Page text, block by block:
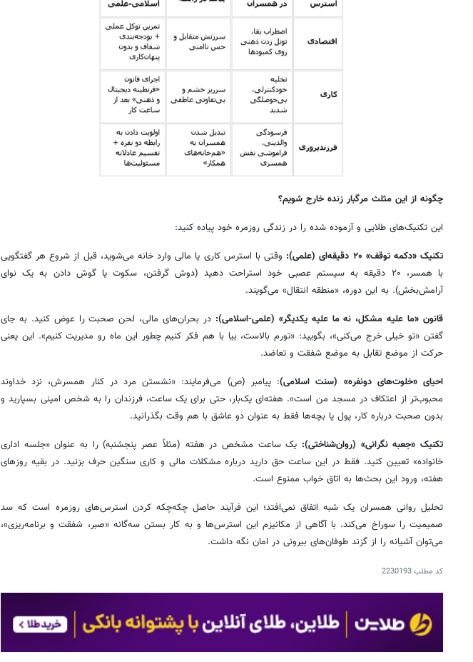
چگونه از این مثلث مرگبار زنده خارج شویم؟
این تکنیک‌های طلایی و آزموده شده را در زندگی روزمره خود پیاده کنید:
تکنیک «دکمه توقف» ۲۰ دقیقه‌ای (علمی):
وقتی با استرس کاری یا مالی وارد خانه می‌شوید، قبل از شروع هر گفتگویی
با همسر، ۲۰ دقیقه به سیستم عصبی خود استراحت دهید (دوش گرفتن، سکوت یا گوش دادن به یک نوای
آرامش‌بخش). به این دوره، «منطقه انتقال» می‌گویند.
قانون «ما علیه مشکل، نه ما علیه یکدیگر» (علمی-اسلامی): در بحران‌های مالی، لحن صحبت را عوض کنید. به جای
گفتن «تو خیلی خرج می‌کنی»، بگویید: «تورم بالاست، بیا با هم فکر کنیم چطور این ماه رو مدیریت کنیم». این یعنی
حرکت از موضع تقابل به موضع شفقت و تعاضد.
احیای «خلوت‌های دونفره» (سنت اسلامی): پیامبر (ص) می‌فرمایند: «نشستن مرد در کنار همسرش، نزد خداوند
محبوب‌تر از اعتکاف در مسجد من است». هفته‌ای یک‌بار، حتی برای یک ساعت، فرزندان را به شخص امینی بسپارید و
بدون صحبت درباره کار، پول یا بچه‌ها فقط به عنوان دو عاشق با هم وقت بگذرانید.
تکنیک «جعبه نگرانی» (روان‌شناختی): یک ساعت مشخص در هفته (مثلاً عصر پنجشنبه) را به عنوان «جلسه اداری
خانواده» تعیین کنید. فقط در این ساعت حق دارید درباره مشکلات مالی و کاری سنگین حرف بزنید. در بقیه روزهای
هفته، ورود این بحث‌ها به اتاق خواب ممنوع است.
تحلیل روانی همسران یک شبه اتفاق نمی‌افتد؛ این فرآیند حاصل چکه‌چکه کردن استرس‌های روزمره است که سد
صمیمیت را سوراخ می‌کند. با آگاهی از مکانیزم این استرس‌ها و به کار بستن سه‌گانه «صبر، شفقت و برنامه‌ریزی»،
می‌توان آشیانه را از گزند طوفان‌های بیرونی در امان نگه داشت.
کد مطلب2230193